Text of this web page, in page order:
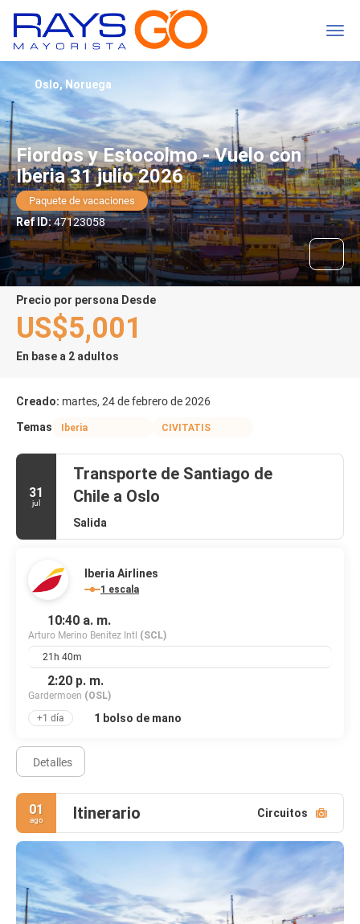
Fiordos y Estocolmo - Vuelo con
Iberia 31 julio 2026
Paquete de vacaciones
Ref ID:47123058
Oslo, Noruega
precio por persona Desde
US$5,001
En base a 2 adultos
Creado: martes, 24 de febrero de 2026
Temas
Iberia CIVITATIS
31
jul
Transporte de Santiago de
Chile a Oslo
Salida
Iberia Airlines
1 escala
10:40 a. m.
Arturo Merino Benitez Intl (SCL)
21h 40m
2:20 p. m.
Gardermoen (OSL)
+1 día
1 bolso de mano
Detalles
01
ago Itinerario Circuitos